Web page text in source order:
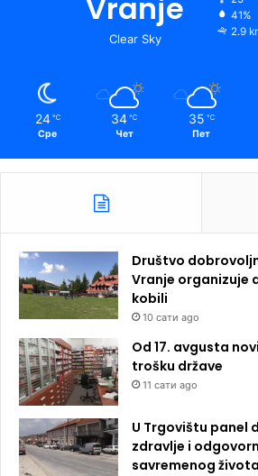
Vranje
Clear Sky
41%
2.9
24 ℃
Сре
34 ℃
Чет
35 ℃
Пет
Društvo
Vranje organizuje
kobili
10 сати ago
Od 17. avgusta
trošku države
11 сати ago
U Trgovištu panel
zdravlje i
savremenog